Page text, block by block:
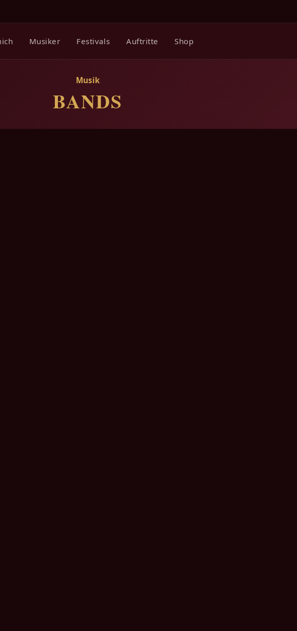
Musiker Festivals Auftritte Shop
Musik
BANDS